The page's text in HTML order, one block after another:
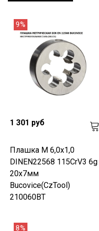
9%
1 301 руб
Плашка М 6,0х1,0
DINEN22568 115CrV3 6g
20х7мм
Bucovice(CzTool)
210060BT
8%